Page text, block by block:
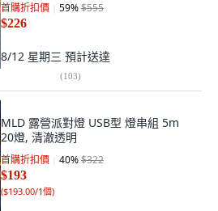
首購折扣價 59%$555
$226
8/12 星期三 預計送達
(103)
MLD 露營派對燈 USB型 燈串組 5m
20燈, 清澈透明
首購折扣價 40%$322
$193
($193.00/1個)